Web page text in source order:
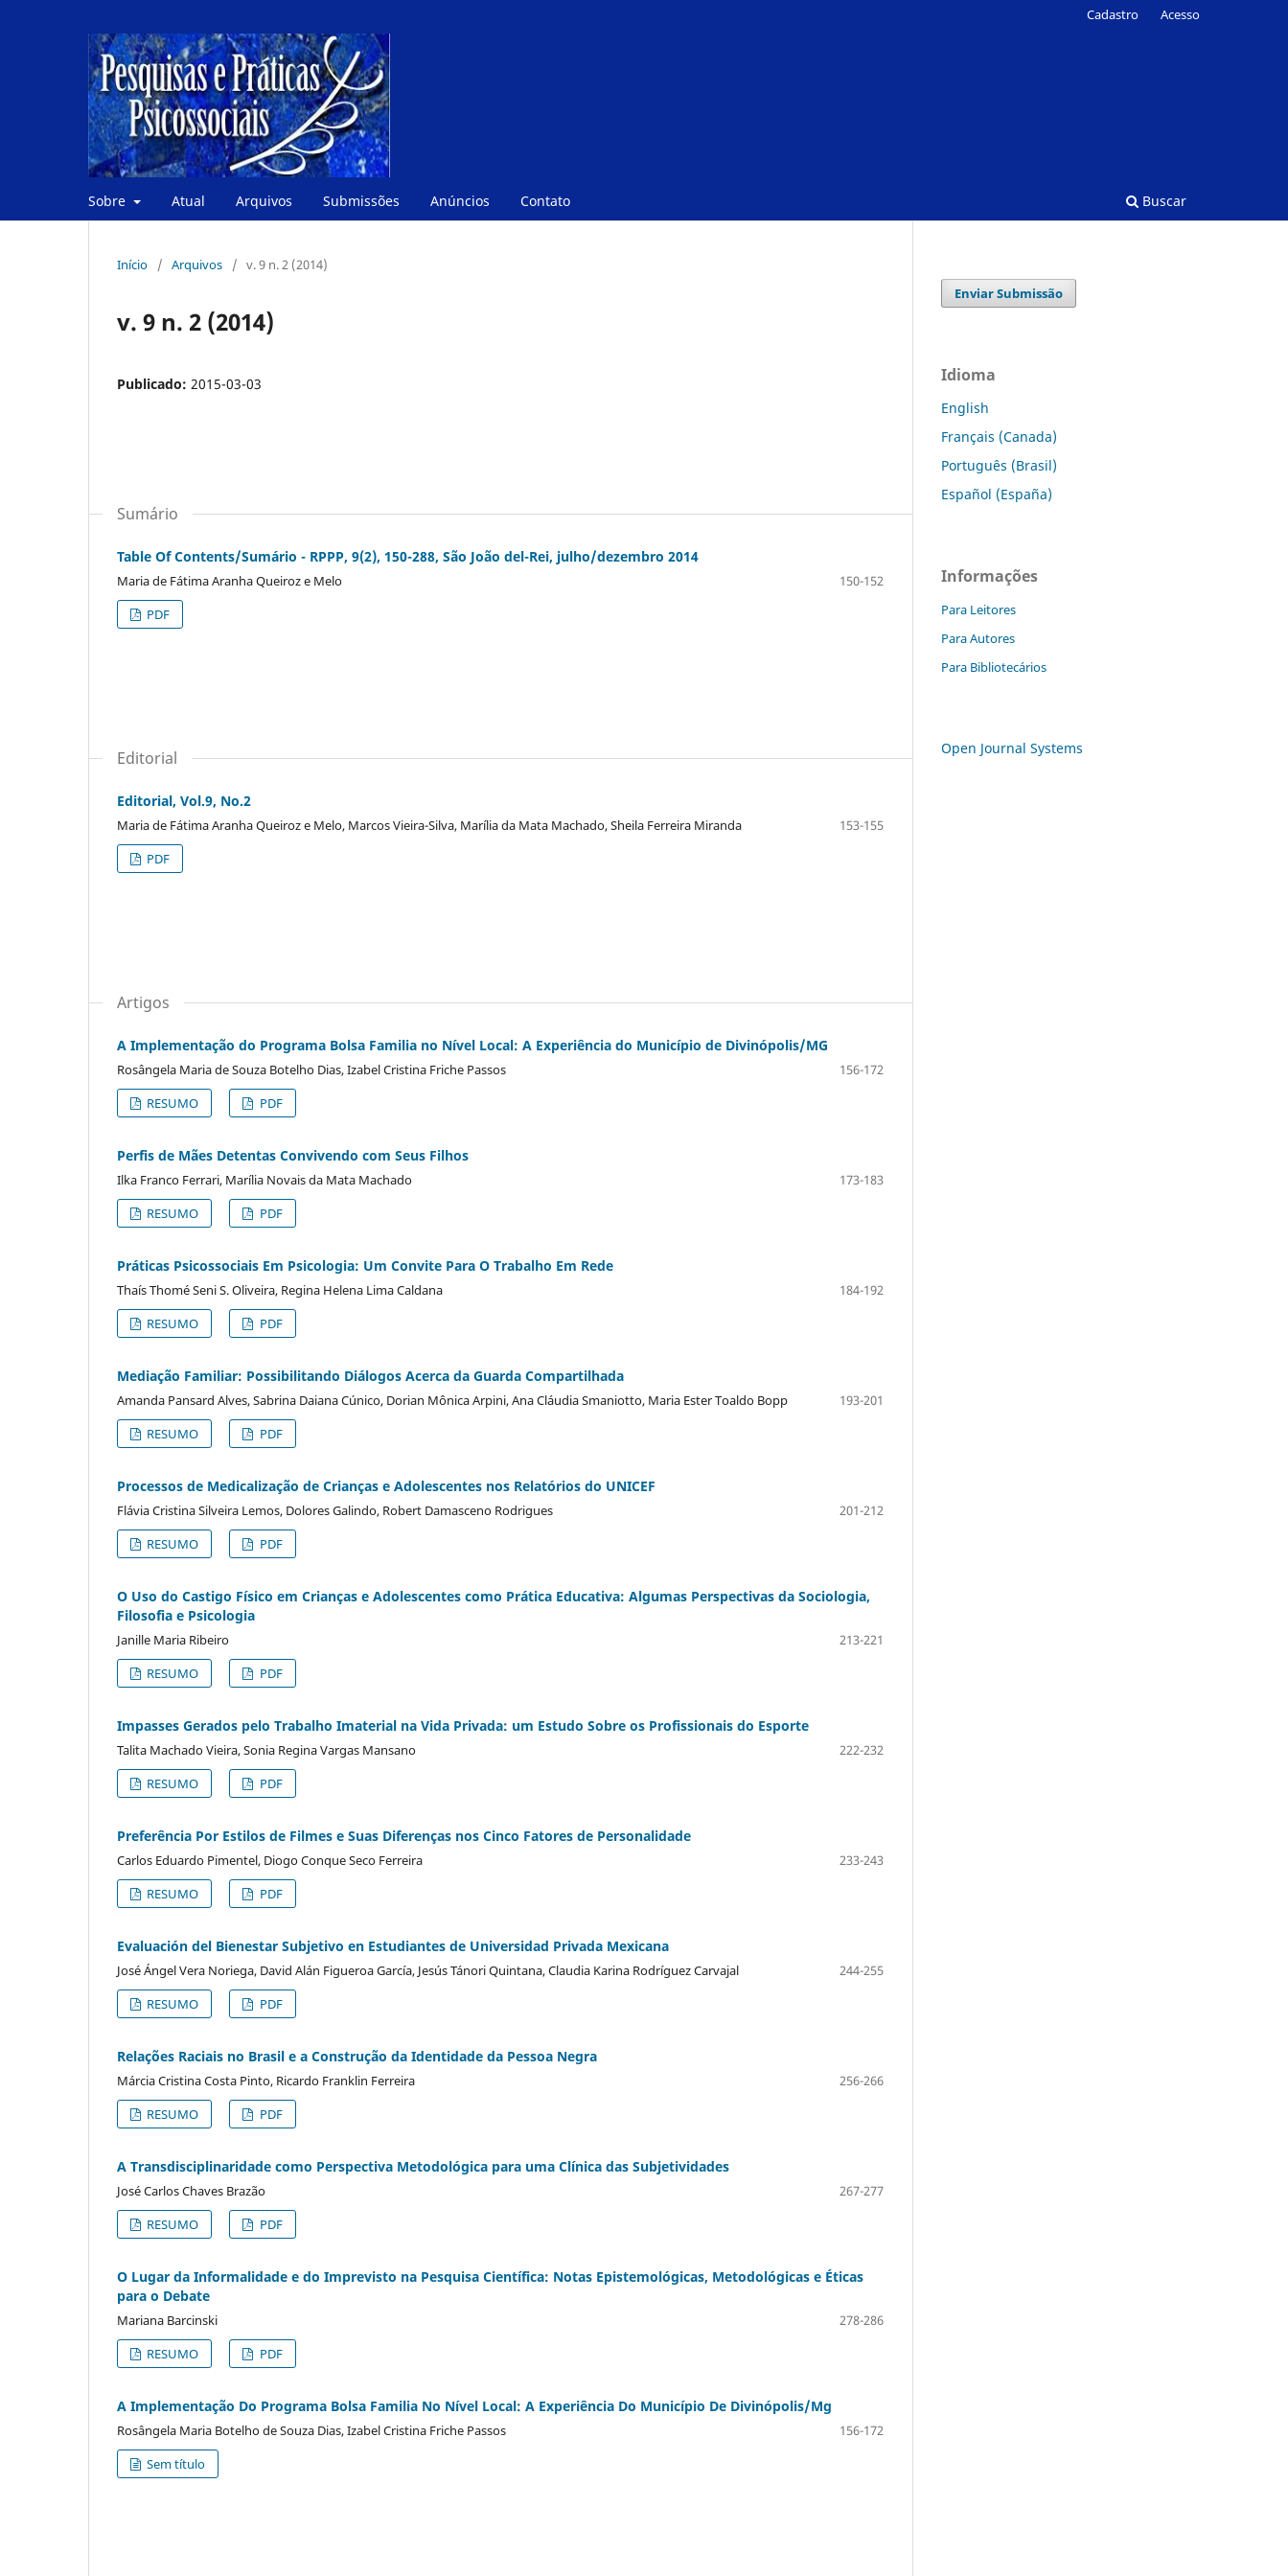
Sobre Atual Arquivos Submissões Anúncios Contato Buscar
Cadastro Acesso
Início / Arquivos / v. 9 n. 2 (2014)
v. 9 n. 2 (2014)
Publicado: 2015-03-03
Sumário
Table Of Contents/Sumário - RPPP, 9(2), 150-288, São João del-Rei, julho/dezembro 2014
Maria de Fátima Aranha Queiroz e Melo
150-152
PDF
Editorial
Editorial, Vol.9, No.2
Maria de Fátima Aranha Queiroz e Melo, Marcos Vieira-Silva, Marília da Mata Machado, Sheila Ferreira Miranda
153-155
PDF
Artigos
A Implementação do Programa Bolsa Familia no Nível Local: A Experiência do Município de Divinópolis/MG
Rosângela Maria de Souza Botelho Dias, Izabel Cristina Friche Passos
156-172
RESUMO
PDF
Perfis de Mães Detentas Convivendo com Seus Filhos
Ilka Franco Ferrari, Marília Novais da Mata Machado
173-183
RESUMO
PDF
Práticas Psicossociais Em Psicologia: Um Convite Para O Trabalho Em Rede
Thaís Thomé Seni S. Oliveira, Regina Helena Lima Caldana
184-192
RESUMO
PDF
Mediação Familiar: Possibilitando Diálogos Acerca da Guarda Compartilhada
Amanda Pansard Alves, Sabrina Daiana Cúnico, Dorian Mônica Arpini, Ana Cláudia Smaniotto, Maria Ester Toaldo Bopp
193-201
RESUMO
PDF
Processos de Medicalização de Crianças e Adolescentes nos Relatórios do UNICEF
Flávia Cristina Silveira Lemos, Dolores Galindo, Robert Damasceno Rodrigues
201-212
RESUMO
PDF
O Uso do Castigo Físico em Crianças e Adolescentes como Prática Educativa: Algumas Perspectivas da Sociologia,
Filosofia e Psicologia
Janille Maria Ribeiro
213-221
RESUMO
PDF
Impasses Gerados pelo Trabalho Imaterial na Vida Privada: um Estudo Sobre os Profissionais do Esporte
Talita Machado Vieira, Sonia Regina Vargas Mansano
222-232
RESUMO
PDF
Preferência Por Estilos de Filmes e Suas Diferenças nos Cinco Fatores de Personalidade
Carlos Eduardo Pimentel, Diogo Conque Seco Ferreira
233-243
RESUMO
PDF
Evaluación del Bienestar Subjetivo en Estudiantes de Universidad Privada Mexicana
José Ángel Vera Noriega, David Alán Figueroa García, Jesús Tánori Quintana, Claudia Karina Rodríguez Carvajal
244-255
RESUMO
PDF
Relações Raciais no Brasil e a Construção da Identidade da Pessoa Negra
Márcia Cristina Costa Pinto, Ricardo Franklin Ferreira
256-266
RESUMO
PDF
A Transdisciplinaridade como Perspectiva Metodológica para uma Clínica das Subjetividades
José Carlos Chaves Brazão
267-277
RESUMO
PDF
O Lugar da Informalidade e do Imprevisto na Pesquisa Científica: Notas Epistemológicas, Metodológicas e Éticas
para o Debate
Mariana Barcinski
278-286
RESUMO
PDF
A Implementação Do Programa Bolsa Familia No Nível Local: A Experiência Do Município De Divinópolis/Mg
Rosângela Maria Botelho de Souza Dias, Izabel Cristina Friche Passos
156-172
Sem título
Enviar Submissão
Idioma
English
Français (Canada)
Português (Brasil)
Español (España)
Informações
Para Leitores
Para Autores
Para Bibliotecários
Open Journal Systems